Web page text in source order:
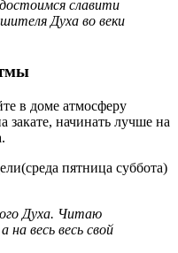
славити
Духа во веки
в доме атмосферу
начинать лучше на
пятница суббота)
Духа. Читаю
на весь весь свой